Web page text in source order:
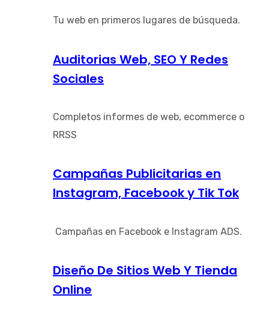
Tu web en primeros lugares de búsqueda.
Auditorias Web, SEO Y Redes
Sociales
Completos informes de web, ecommerce o
RRSS
Campañas Publicitarias en
Instagram, Facebook y Tik Tok
Campañas en Facebook e Instagram ADS.
Diseño De Sitios Web Y Tienda
Online